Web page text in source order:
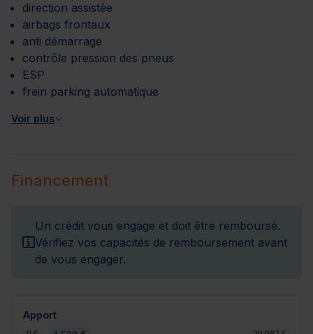
direction assistée
airbags frontaux
anti démarrage
contrôle pression des pneus
ESP
frein parking automatique
Voir plus
Financement
Un crédit vous engage et doit être remboursé.
Vérifiez vos capacités de remboursement avant
de vous engager.
Apport